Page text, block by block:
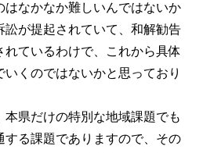
はなかなか難しいんではないか
訟が提起されていて、和解勧告
れているわけで、これから具体
くのではないかと思っており
県だけの特別な地域課題でも
する課題でありますので、その